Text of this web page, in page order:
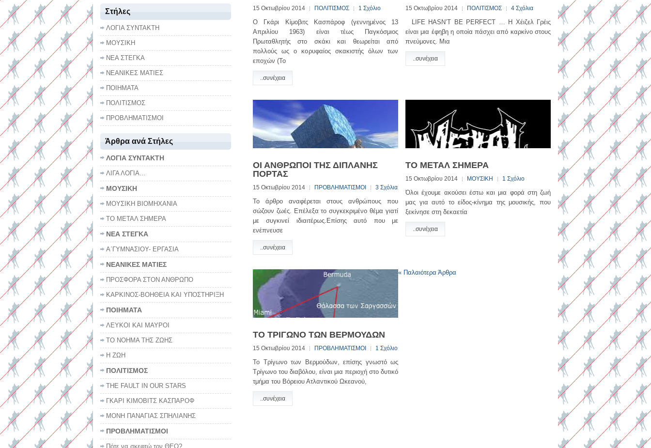
15 Οκτωβρίου 2014 ΠΟΛΙΤΙΣΜΟΣ 1 Σχόλιο
Ο Γκάρι Κίμοβιτς Κασπάροφ (γεννημένος 13
Απριλίου 1963) είναι τέως Παγκόσμιος
Πρωταθλητής στο σκάκι και θεωρείται από
πολλούς ως ο κορυφαίος σκακιστής όλων των
εποχών (To
..συνέχεια
15 Οκτωβρίου 2014 ΠΟΛΙΤΙΣΜΟΣ 4 Σχόλια
LIFE HASN’T BE PERFECT … Η Χέιζελ Γρέις
είναι μια έφηβη η οποία πάσχει από καρκίνο στους
πνεύμονες. Μια
..συνέχεια
ΟΙ ΑΝΘΡΩΠΟΙ ΤΗΣ ΔΙΠΛΑΝΗΣ
ΠΟΡΤΑΣ
15 Οκτωβρίου 2014 ΠΡΟΒΛΗΜΑΤΙΣΜΟΙ 3 Σχόλια
Το άρθρο αναφέρεται στους ανθρώπους που
σώζουν ζωές. Επέλεξα το συγκεκριμένο θέμα γιατί
με συγκινεί ιδιαιτέρως.Επίσης αυτό που με
ενέπνευσε
..συνέχεια
ΤΟ ΜΕΤΑΛ ΣΗΜΕΡΑ
15 Οκτωβρίου 2014 ΜΟΥΣΙΚΗ 1 Σχόλιο
Όλοι έχουμε ακούσει έστω και μια φορά στη ζωή
μας για αυτό το είδος-κίνημα της μουσικής, που
ξεκίνησε στη δεκαετία
..συνέχεια
ΤΟ ΤΡΙΓΩΝΟ ΤΩΝ ΒΕΡΜΟΥΔΩΝ
15 Οκτωβρίου 2014 ΠΡΟΒΛΗΜΑΤΙΣΜΟΙ 1 Σχόλιο
Το Τρίγωνο των Βερμούδων, επίσης γνωστό ως
Τρίγωνο του διαβόλου, είναι μια περιοχή στο δυτικό
τμήμα του Βόρειου Ατλαντικού Ωκεανού,
..συνέχεια
« Παλαιότερα Άρθρα
Στήλες
ΛΟΓΙΑ ΣΥΝΤΑΚΤΗ
ΜΟΥΣΙΚΗ
ΝΕΑ ΣΤΕΓΚΑ
ΝΕΑΝΙΚΕΣ ΜΑΤΙΕΣ
ΠΟΙΗΜΑΤΑ
ΠΟΛΙΤΙΣΜΟΣ
ΠΡΟΒΛΗΜΑΤΙΣΜΟΙ
Άρθρα ανά Στήλες
ΛΟΓΙΑ ΣΥΝΤΑΚΤΗ
ΛΙΓΑ ΛΟΓΙΑ…
ΜΟΥΣΙΚΗ
ΜΟΥΣΙΚΗ ΒΙΟΜΗΧΑΝΙΑ
ΤΟ ΜΕΤΑΛ ΣΗΜΕΡΑ
ΝΕΑ ΣΤΕΓΚΑ
Α΄ΓΥΜΝΑΣΙΟΥ- ΕΡΓΑΣΙΑ
ΝΕΑΝΙΚΕΣ ΜΑΤΙΕΣ
ΠΡΟΣΦΟΡΑ ΣΤΟΝ ΑΝΘΡΩΠΟ
ΚΑΡΚΙΝΟΣ-ΒΟΗΘΕΙΑ ΚΑΙ ΥΠΟΣΤΗΡΙΞΗ
ΠΟΙΗΜΑΤΑ
ΛΕΥΚΟΙ ΚΑΙ ΜΑΥΡΟΙ
ΤΟ ΝΟΗΜΑ ΤΗΣ ΖΩΗΣ
Η ΖΩΗ
ΠΟΛΙΤΙΣΜΟΣ
THE FAULT IN OUR STARS
ΓΚΑΡΙ ΚΙΜΟΒΙΤΣ ΚΑΣΠΑΡΟΦ
ΜΟΝΗ ΠΑΝΑΓΙΑΣ ΣΠΗΛΙΑΝΗΣ
ΠΡΟΒΛΗΜΑΤΙΣΜΟΙ
Πότε να σκεφτώ τον ΘΕΟ?